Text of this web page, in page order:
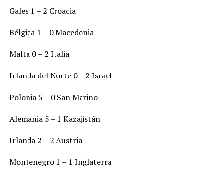
Gales 1 – 2 Croacia
Bélgica 1 – 0 Macedonia
Malta 0 – 2 Italia
Irlanda del Norte 0 – 2 Israel
Polonia 5 – 0 San Marino
Alemania 5 – 1 Kazajistán
Irlanda 2 – 2 Austria
Montenegro 1 – 1 Inglaterra